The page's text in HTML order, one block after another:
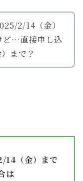
2/14（金）
ど…直接申し込
まで？
14（金）まで
は